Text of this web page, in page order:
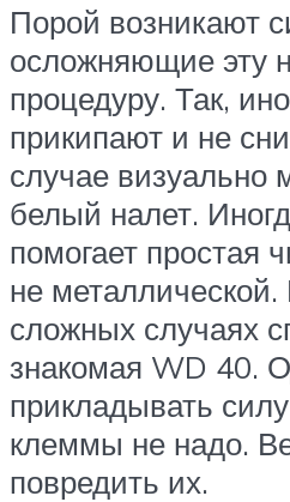
Порой возникают
осложняющие эту
процедуру. Так,
прикипают и не
случае визуально
белый налет.
помогает простая
не
сложных случаях
знакомая WD 40.
прикладывать
клеммы не надо.
повредить их.